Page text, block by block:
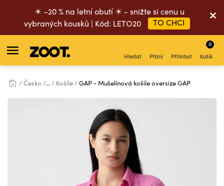
☀ –20 % na letní obutí ☀ - snižte si cenu u
vybraných kousků | Kód: LETO20
TO CHCI
Hledat Přání Přihlásit Košík
0
Česko ... Košile GAP - Mušelínová košile oversize GAP